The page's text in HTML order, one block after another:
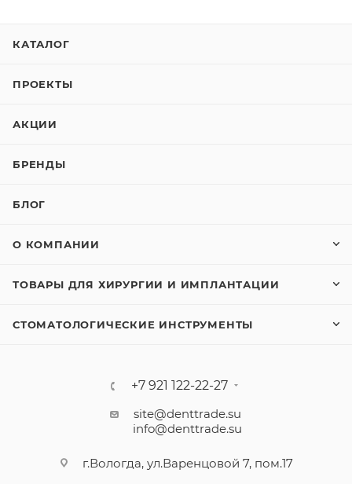
КАТАЛОГ
ПРОЕКТЫ
АКЦИИ
БРЕНДЫ
БЛОГ
О КОМПАНИИ
ТОВАРЫ ДЛЯ ХИРУРГИИ И ИМПЛАНТАЦИИ
СТОМАТОЛОГИЧЕСКИЕ ИНСТРУМЕНТЫ
+7 921 122-22-27
site@denttrade.su
info@denttrade.su
г.Вологда, ул.Варенцовой 7, пом.17